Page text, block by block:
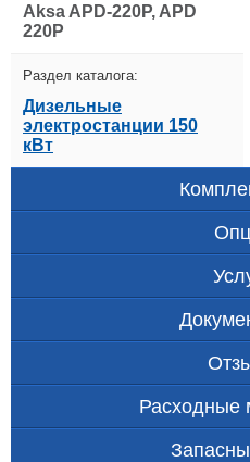
Aksa APD-220P, APD
220P
Раздел каталога:
Дизельные
электростанции 150
кВт
Расходные